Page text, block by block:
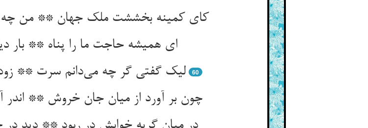
کای کمینه بخششت ملک جهان ** من چه گویم چون تو می‌‌دانی نهان‌‌
60